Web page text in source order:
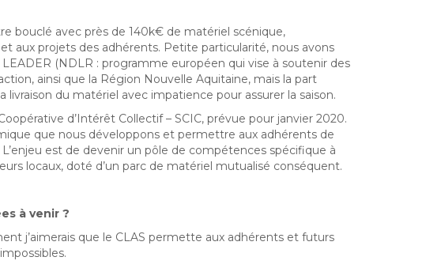
bouclé avec près de 140k€ de matériel scénique,
aux projets des adhérents. Petite particularité, nous avons
(NDLR : programme européen qui vise à soutenir des
ainsi que la Région Nouvelle Aquitaine, mais la part
du matériel avec impatience pour assurer la saison.
d’Intérêt Collectif – SCIC, prévue pour janvier 2020.
que nous développons et permettre aux adhérents de
est de devenir un pôle de compétences spécifique à
locaux, doté d’un parc de matériel mutualisé conséquent.
à venir ?
j’aimerais que le CLAS permette aux adhérents et futurs